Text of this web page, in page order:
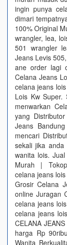
ingin punya
dimari
100% Original
wrangler, lea,
501 wrangler
Jeans Levis
ane order lagi
Celana Jeans
celana jeans
Lois Kw Super.
menwarkan
yang
Jeans
mencari
sekali jika
wanita lois.
Murah |
celana jeans
Grosir Celana
online Juragan
celana jeans
celana jeans
CELANA
harga Rp
Wanita